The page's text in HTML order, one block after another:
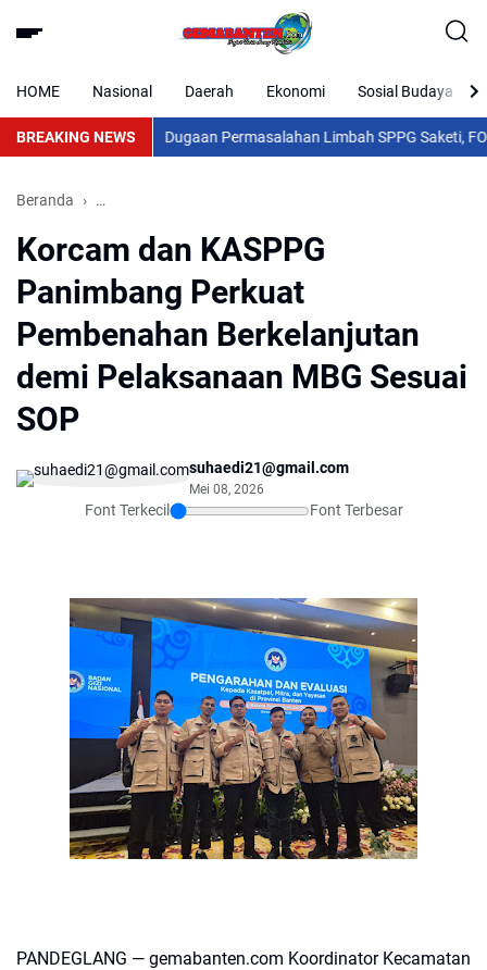
HOME Nasional Daerah Ekonomi Sosial Budaya
BREAKING NEWSDugaan Permasalahan Limbah SPPG Saketi,
Beranda Korcam dan KASPPG Panimbang Perkuat Pembenahan
Korcam dan KASPPG
Panimbang Perkuat
Pembenahan Berkelanjutan
demi Pelaksanaan MBG Sesuai
SOP
suhaedi21@gmail.com
Mei 08, 2026
Font Terkecil Font Terbesar
PANDEGLANG — gemabanten.com Koordinator Kecamatan